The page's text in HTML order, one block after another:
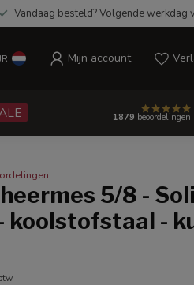
Vandaag besteld? Volgende werkdag
Mijn account
1879 beoordelingen
5/8 -
koolstofstaal -